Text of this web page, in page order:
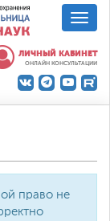
ЛИЧНЫЙ КАБИНЕТ
ОНЛАЙН КОНСУЛЬТАЦИИ
право не